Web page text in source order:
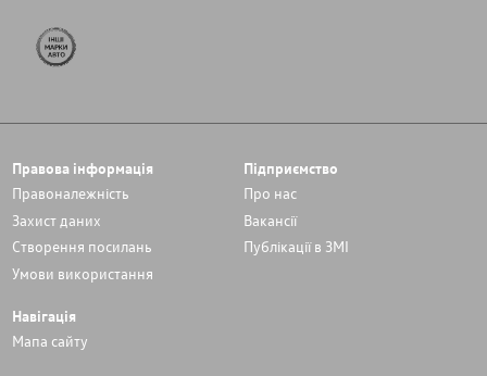
Правова інформація
Правоналежність
Захист даних
Cтворення посилань
Умови використання
Підприємство
Про нас
Вакансії
Публікації в ЗМІ
Навігація
Мапа сайту